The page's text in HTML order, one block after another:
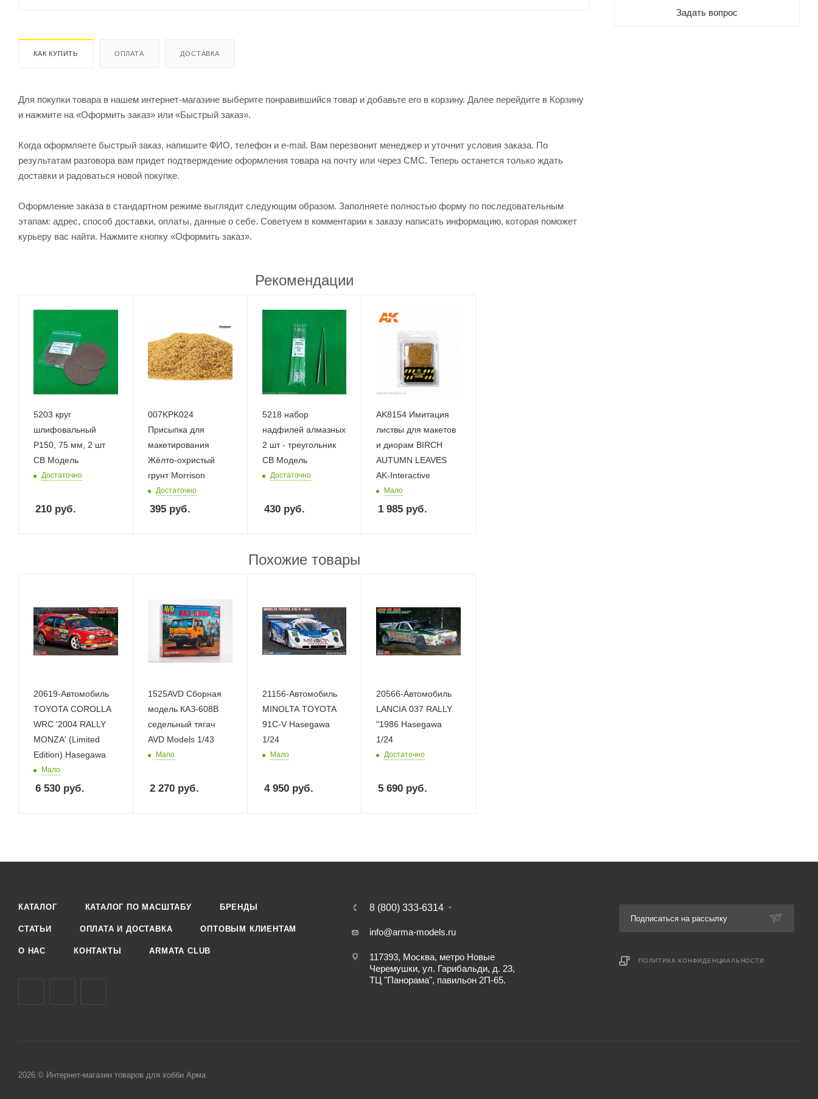
КАК КУПИТЬ ОПЛАТА ДОСТАВКА
Для покупки товара в нашем интернет-магазине выберите понравившийся товар и добавьте его в корзину. Далее перейдите в Корзину
и нажмите на «Оформить заказ» или «Быстрый заказ».
Когда оформляете быстрый заказ, напишите ФИО, телефон и e-mail. Вам перезвонит менеджер и уточнит условия заказа. По
результатам разговора вам придет подтверждение оформления товара на почту или через СМС. Теперь останется только ждать
доставки и радоваться новой покупке.
Оформление заказа в стандартном режиме выглядит следующим образом. Заполняете полностью форму по последовательным
этапам: адрес, способ доставки, оплаты, данные о себе. Советуем в комментарии к заказу написать информацию, которая поможет
курьеру вас найти. Нажмите кнопку «Оформить заказ».
Рекомендации
5203 круг
шлифовальный
Р150, 75 мм, 2 шт
СВ Модель
Достаточно
210 руб.
007KPK024
Присыпка для
макетирования
Жёлто-охристый
грунт Morrison
Достаточно
395руб.
5218 набор
надфилей алмазных
2 шт - треугольник
СВ Модель
Достаточно
430руб.
AK8154 Имитация
листвы для макетов
и диорам BIRCH
AUTUMN LEAVES
AK-Interactive
Мало
1 985 руб.
Похожие товары
20619-Автомобиль
TOYOTA COROLLA
WRC '2004 RALLY
MONZA' (Limited
Edition) Hasegawa
Мало
6 530 руб.
1525AVD Сборная
модель КАЗ-608В
седельный тягач
AVD Models 1/43
Мало
2 270руб.
21156-Автомобиль
MINOLTA TOYOTA
91C-V Hasegawa
1/24
Мало
4 950руб.
20566-Автомобиль
LANCIA 037 RALLY
"1986 Hasegawa
1/24
Достаточно
5 690 руб.
Задать вопрос
КАТАЛОГ КАТАЛОГ ПО МАСШТАБУ БРЕНДЫ
СТАТЬИ ОПЛАТА И ДОСТАВКА ОПТОВЫМ КЛИЕНТАМ
О НАС КОНТАКТЫ ARMATA CLUB
8 (800) 333-6314
info@arma-models.ru
117393, Москва, метро Новые
Черемушки, ул. Гарибальди, д. 23,
ТЦ "Панорама", павильон 2П-65.
Подписаться на рассылку
ПОЛИТИКА КОНФИДЕНЦИАЛЬНОСТИ
2026 © Интернет-магазин товаров для хобби Арма